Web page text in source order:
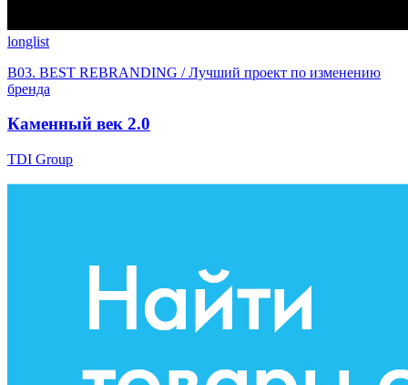
longlist
B03. BEST REBRANDING / Лучший проект по изменению
бренда
Каменный век 2.0
TDI Group